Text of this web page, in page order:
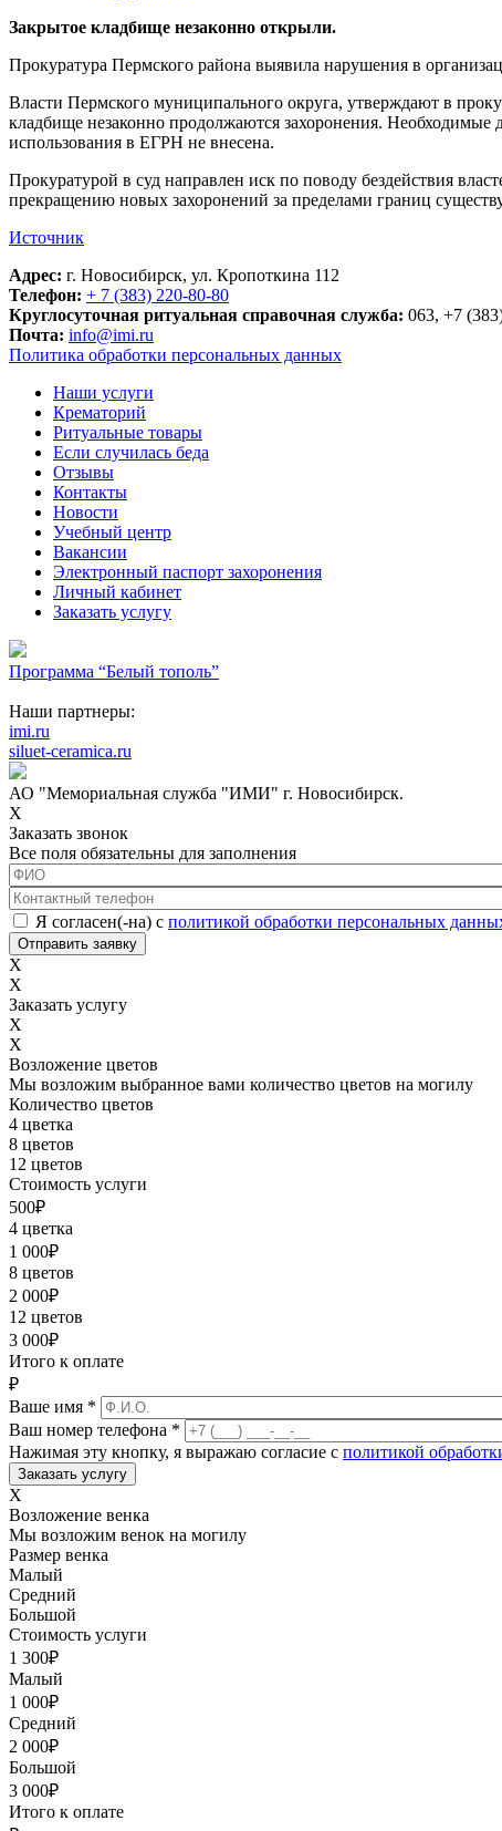
Закрытое кладбище незаконно открыли.
Прокуратура Пермского района выявила нарушения в
Власти Пермского муниципального округа, утверждают в
кладбище незаконно продолжаются захоронения.
использования в ЕГРН не внесена.
Прокуратурой в суд направлен иск по поводу бездействия
прекращению новых захоронений за пределами границ
Источник
Адрес: г. Новосибирск, ул. Кропоткина 112
Телефон: + 7 (383) 220-80-80
Круглосуточная ритуальная справочная служба: 063, +7
Почта: info@imi.ru
Политика обработки персональных данных
Наши услуги
Крематорий
Ритуальные товары
Если случилась беда
Отзывы
Контакты
Новости
Учебный центр
Вакансии
Электронный паспорт захоронения
Личный кабинет
Заказать услугу
Программа “Белый тополь”
Наши партнеры:
imi.ru
siluet-ceramica.ru
АО "Мемориальная служба "ИМИ" г. Новосибирск.
X
Заказать звонок
Все поля обязательны для заполнения
ФИО
Контактный телефон
Соглашение с обработкой данных*
Я согласен(-на) с политикой обработки персональных
X
X
Заказать услугу
X
X
Возложение цветов
Мы возложим выбранное вами количество цветов на могилу
Количество цветов
4 цветка
8 цветов
12 цветов
Стоимость услуги
500₽
4 цветка
1 000₽
8 цветов
2 000₽
12 цветов
3 000₽
Итого к оплате
₽
Ваше имя *
Ваш номер телефона *
Нажимая эту кнопку, я выражаю согласие с политикой
X
Возложение венка
Мы возложим венок на могилу
Размер венка
Малый
Средний
Большой
Стоимость услуги
1 300₽
Малый
1 000₽
Средний
2 000₽
Большой
3 000₽
Итого к оплате